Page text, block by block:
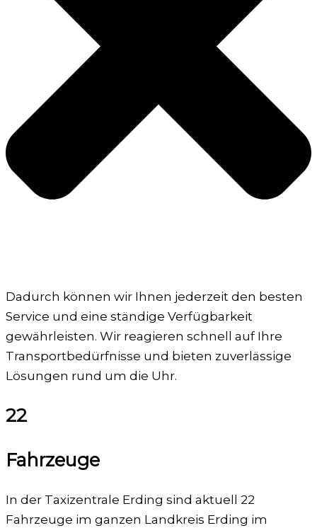
Dadurch können wir Ihnen jederzeit den besten
Service und eine ständige Verfügbarkeit
gewährleisten. Wir reagieren schnell auf Ihre
Transportbedürfnisse und bieten zuverlässige
Lösungen rund um die Uhr.
22
Fahrzeuge
In der Taxizentrale Erding sind aktuell 22
Fahrzeuge im ganzen Landkreis Erding im